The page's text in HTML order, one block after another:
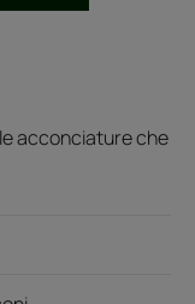
acconciature che